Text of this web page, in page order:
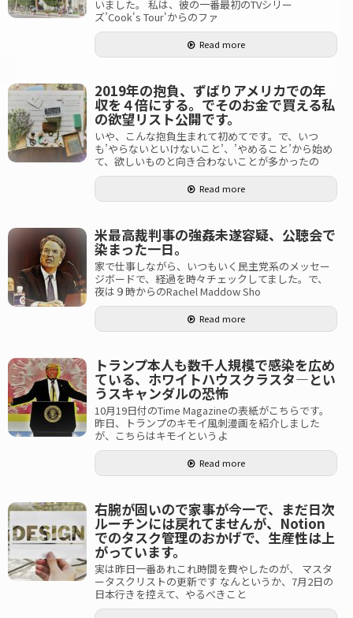
いました。 私は、彼の一番最初のTVシリー
ズ’Cook's Tour'からのファ
Read more
2019年の抱負、ずばりアメリカでの年
収を４倍にする。でそのお金で買える私
の欲望リスト公開です。
いや、こんな抱負生まれて初めてです。で、いつ
も’やらないといけないこと’、’やめること’から始め
て、欲しいものと向き合わないことが多かったの
Read more
米最高裁判事の強姦未遂容疑、公聴会で
染まった一日。
家で仕事しながら、いつもいく民主党系のメッセー
ジボードで、経過を時々チェックしてました。で、
夜は９時からのRachel Maddow Sho
Read more
トランプ本人も数千人規模で感染を広め
ている、ホワイトハウスクラスタ―とい
うスキャンダルの恐怖
10月19日付のTime Magazineの表紙がこちらです。
昨日、トランプのキモイ風刺漫画を紹介しました
が、こちらはキモイというよ
Read more
右腕が固いので家事が今一で、まだ日次
ルーチンには戻れてませんが、Notion
でのタスク管理のおかげで、生産性は上
がっています。
実は昨日一番あれこれ時間を費やしたのが、 マスタ
ータスクリストの更新です なんというか、7月2日の
日本行きを控えて、やるべきこと